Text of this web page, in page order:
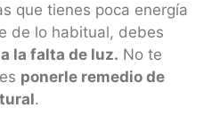
que tienes poca energía
de lo habitual, debes
la falta de luz. No te
ponerle remedio de
.